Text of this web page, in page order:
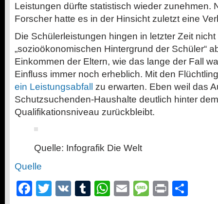
Leistungen dürfte statistisch wieder zunehmen.
Forscher hatte es in der Hinsicht zuletzt eine
Die Schülerleistungen hingen in letzter Zeit
„sozioökonomischen Hintergrund der Schüler“
Einkommen der Eltern, wie das lange der Fall
Einfluss immer noch erheblich. Mit den
ein Leistungsabfall zu erwarten. Eben weil das
Schutzsuchenden-Haushalte deutlich hinter
Qualifikationsniveau zurückbleibt.
Quelle: Infografik Die Welt
Quelle
Facebook
Twitter
VK Tumblr
WhatsApp
EmailMessage
Print